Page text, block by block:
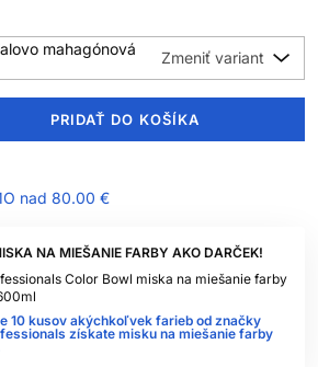
NA MIEŠANIE FARBY AKO DARČEK!
Color Bowl miska na miešanie farby
10 kusov akýchkoľvek farieb od značky
získate misku na miešanie farby
mahagónová
PRIDAŤ DO KOŠÍKA
nad 80.00 €